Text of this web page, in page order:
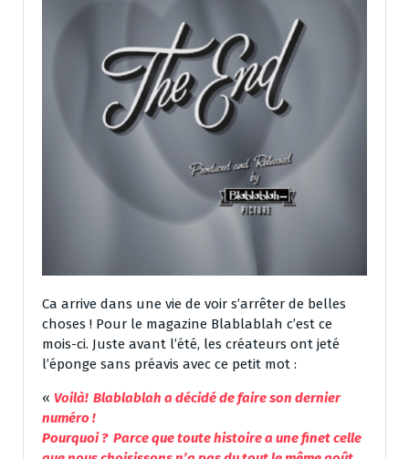
Ca arrive dans une vie de voir s’arrêter de belles
choses ! Pour le magazine Blablablah c’est ce
mois-ci. Juste avant l’été, les créateurs ont jeté
l’éponge sans préavis avec ce petit mot :
« Voilà! Blablablah a décidé de faire son dernier
numéro !
Pourquoi ? Parce que toute histoire a une finet celle